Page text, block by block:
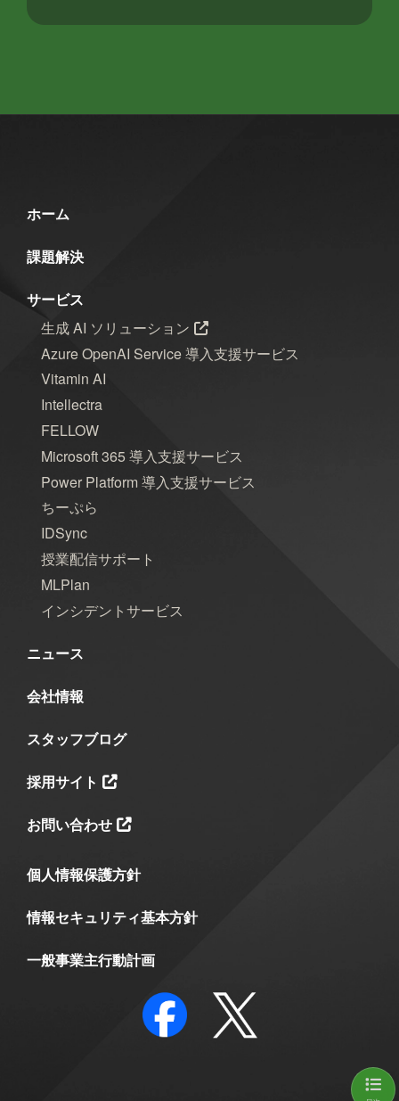
ホーム
課題解決
サービス
生成 AI ソリューション
Azure OpenAI Service 導入支援サービス
Vitamin AI
Intellectra
FELLOW
Microsoft 365 導入支援サービス
Power Platform 導入支援サービス
ちーぷら
IDSync
授業配信サポート
MLPlan
インシデントサービス
ニュース
会社情報
スタッフブログ
採用サイト
お問い合わせ
個人情報保護方針
情報セキュリティ基本方針
一般事業主行動計画